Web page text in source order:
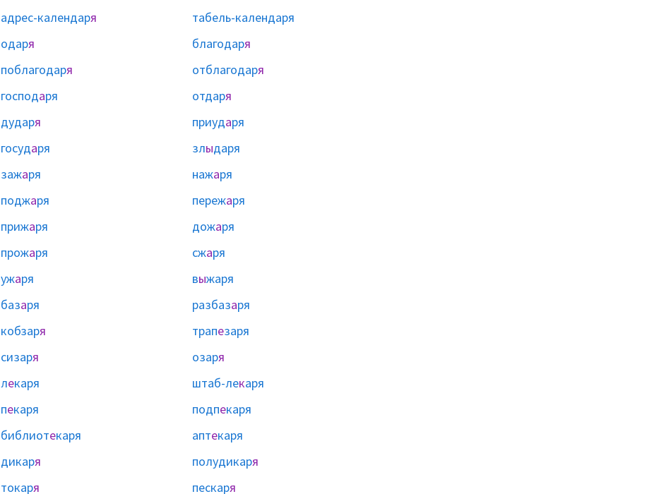
адрес-календаря
табель-календаря
одаря благодаря
поблагодаря отблагодаря
господаря отдаря
дударя приударя
государя злыдаря
зажаря нажаря
поджаря пережаря
прижаря дожаря
прожаря сжаря
ужаря выжаря
базаря разбазаря
кобзаря трапезаря
сизаря озаря
лекаря штаб-лекаря
пекаря подпекаря
библиотекаря аптекаря
дикаря полудикаря
токаря пескаря